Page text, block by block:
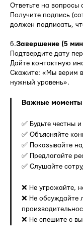
Ответьте на вопросы
Получите подпись
должен подписать,
6.Завершение (5
Подтвердите дату
Дайте контактную
Скажите: «Мы верим
нужный уровень».
Важные
✅ Будьте честны
✅ Объясняйте
✅ Показывайте
✅ Предлагайте
✅ Слушайте
❌ Не угрожайте,
❌ Не обсуждайте
❌ Не спешите с